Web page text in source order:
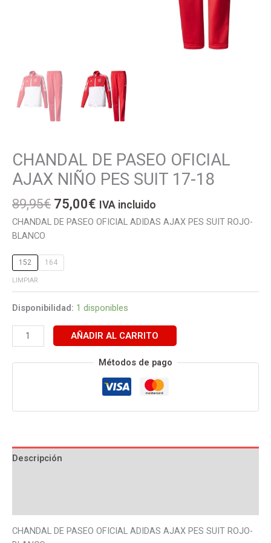
CHANDAL DE PASEO OFICIAL
AJAX NIÑO PES SUIT 17-18
89,95€
El
precio
original
era:
89,95€.
75,00€
El
precio
actual
es:
75,00€.
IVA incluido
CHANDAL DE PASEO OFICIAL ADIDAS AJAX PES SUIT ROJO-
BLANCO
152 164
LIMPIAR
Disponibilidad: 1 disponibles
CHANDAL
PASEO
OFICIAL
AJAX
NIÑO
PES
SUIT
17-
18
cantidad
AÑADIR AL CARRITO
Métodos de pago
Descripción
CHANDAL DE PASEO OFICIAL ADIDAS AJAX PES SUIT ROJO-